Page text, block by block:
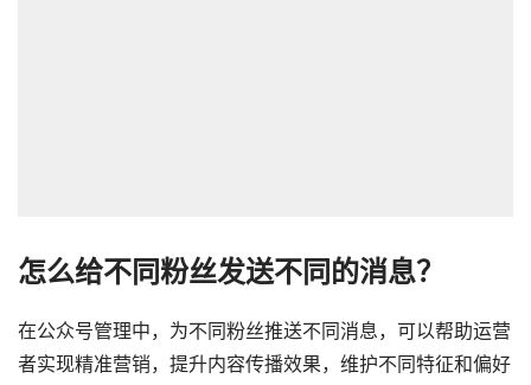
怎么给不同粉丝发送不同的消息？
在公众号管理中，为不同粉丝推送不同消息，可以帮助运营
者实现精准营销，提升内容传播效果，维护不同特征和偏好